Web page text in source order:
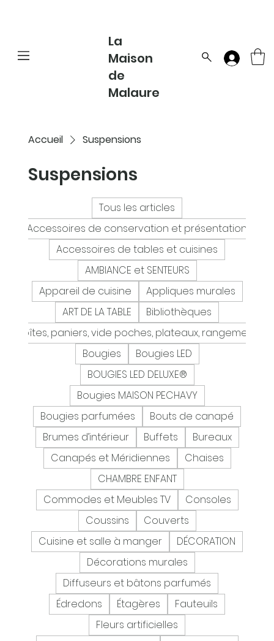
La
Maison
de
Malaure
Accueil Suspensions
Suspensions
Tous les articles
Accessoires de conservation et présentation
Accessoires de tables et cuisines
AMBIANCE et SENTEURS
Appareil de cuisine
Appliques murales
ART DE LA TABLE
Bibliothèques
Boîtes, paniers, vide poches, plateaux, rangement
Bougies
Bougies LED
BOUGIES LED DELUXE®
Bougies MAISON PECHAVY
Bougies parfumées
Bouts de canapé
Brumes d’intérieur
Buffets
Bureaux
Canapés et Méridiennes
Chaises
CHAMBRE ENFANT
Commodes et Meubles TV
Consoles
Coussins
Couverts
Cuisine et salle à manger
DÉCORATION
Décorations murales
Diffuseurs et bâtons parfumés
Édredons
Étagères
Fauteuils
Fleurs artificielles